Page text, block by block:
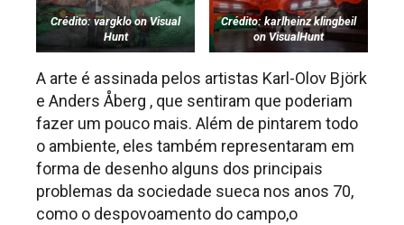
Crédito: vargklo on Visual
Hunt
Crédito: karlheinz klingbeil
on VisualHunt
A arte é assinada pelos artistas Karl-Olov Björk
e Anders Åberg , que sentiram que poderiam
fazer um pouco mais. Além de pintarem todo
o ambiente, eles também representaram em
forma de desenho alguns dos principais
problemas da sociedade sueca nos anos 70,
como o despovoamento do campo,o